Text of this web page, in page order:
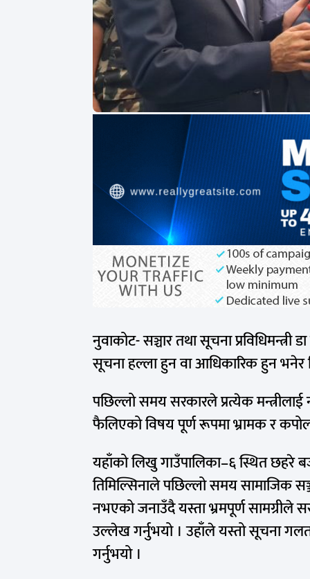
नुवाकोट- सञ्चार तथा सूचना
सूचना हल्ला हुन वा आधिकारिक हुन
पछिल्लो समय सरकारले प्रत्येक
फैलिएको विषय पूर्ण रूपमा भ्रामक र
यहाँको लिखु गाउँपालिका–६ स्थित छहरे
तिमिल्सिनाले पछिल्लो समय सामाजिक
नभएको जनाउँदै यस्ता भ्रमपूर्ण सामग्रीले
उल्लेख गर्नुभयो । उहाँले यस्तो सूचना
गर्नुभयो ।